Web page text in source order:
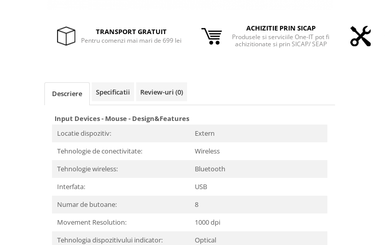
Scaune Gaming
Tastaturi Gaming
Periferice PC
TRANSPORT GRATUIT
Pentru comenzi mai mari de 699 lei
ACHIZITIE PRIN SICAP
Produsele si serviciile One-IT pot fi
achizitionate si prin SICAP/ SEAP
Descriere Specificatii Review-uri (0)
Input Devices - Mouse - Design&Features
Locatie dispozitiv:
Extern
Tehnologie de conectivitate:
Wireless
Tehnologie wireless:
Bluetooth
Interfata:
USB
Numar de butoane:
8
Movement Resolution:
1000 dpi
Tehnologia dispozitivului indicator:
Optical